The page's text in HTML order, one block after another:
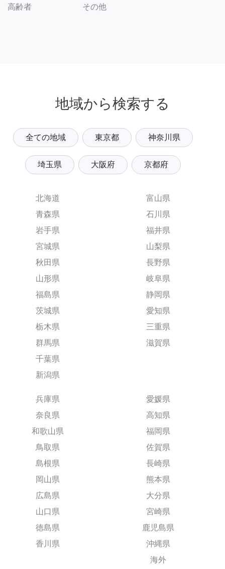
高齢者 その他
地域から検索する
全ての地域 東京都 神奈川県
埼玉県 大阪府 京都府
北海道
青森県
岩手県
宮城県
秋田県
山形県
福島県
茨城県
栃木県
群馬県
千葉県
新潟県
富山県
石川県
福井県
山梨県
長野県
岐阜県
静岡県
愛知県
三重県
滋賀県
兵庫県
奈良県
和歌山県
鳥取県
島根県
岡山県
広島県
山口県
徳島県
香川県
愛媛県
高知県
福岡県
佐賀県
長崎県
熊本県
大分県
宮崎県
鹿児島県
沖縄県
海外